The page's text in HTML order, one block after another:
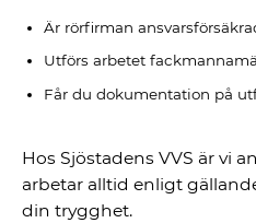
Är rörfirman
Utförs arbetet
Får du dokumentation på
Hos Sjöstadens VVS är vi
arbetar alltid enligt
din trygghet.